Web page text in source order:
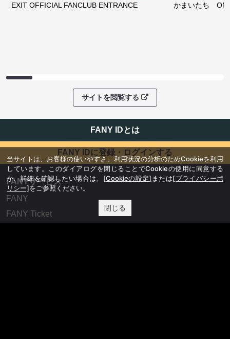
EXIT OFFICIAL FANCLUB ENTRANCE かまいたち
サイトを閲覧する
FANY IDとは
FANY IDに登録・ログインする
FANYサービス
FANY
FANY Ticket
当サイトは、お客様の使いやすさ、利用状況の分析のためCookieを利用
しています。このダイアログを閉じることでCookieの使用に同意する
か、詳細を確認したい場合は、 [Cookieの設定] または[プライバシーポ
リシー]をご参照ください。
閉じる